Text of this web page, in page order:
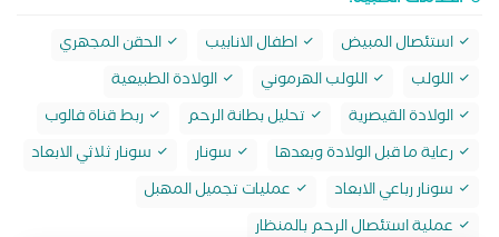
استئصال المبيض اطفال الانابيب
الحقن المجهري
اللولب
اللولب الهرموني
الولادة الطبيعية
الولادة القيصرية
تحليل بطانة الرحم
ربط قناة فالوب
رعاية ما قبل الولادة وبعدها
سونار
سونار ثلاثي الابعاد
سونار رباعي الابعاد
عمليات تجميل المهبل
عملية استئصال الرحم بالمنظار